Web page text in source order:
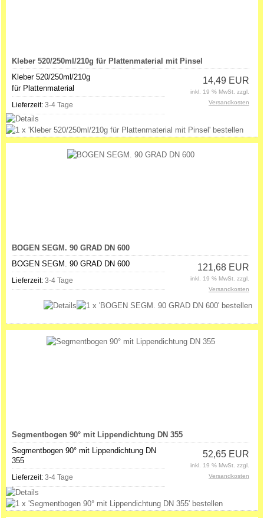
Kleber 520/250ml/210g für Plattenmaterial mit Pinsel
Kleber 520/250ml/210g
für Plattenmaterial
Lieferzeit: 3-4 Tage
14,49 EUR
inkl. 19 % MwSt. zzgl.
Versandkosten
BOGEN SEGM. 90 GRAD DN 600
BOGEN SEGM. 90 GRAD DN 600
Lieferzeit: 3-4 Tage
121,68 EUR
inkl. 19 % MwSt. zzgl.
Versandkosten
Segmentbogen 90° mit Lippendichtung DN 355
Segmentbogen 90° mit Lippendichtung DN
355
Lieferzeit: 3-4 Tage
52,65 EUR
inkl. 19 % MwSt. zzgl.
Versandkosten